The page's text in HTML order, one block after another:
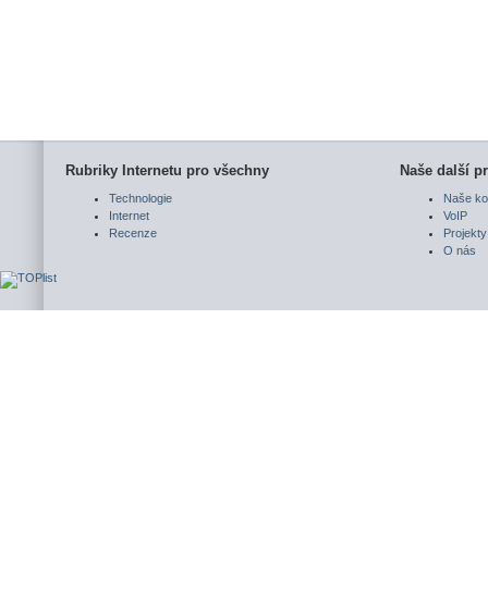
Rubriky Internetu pro všechny
Technologie
Internet
Recenze
Naše další
Naše
VoIP
Projekty
O nás